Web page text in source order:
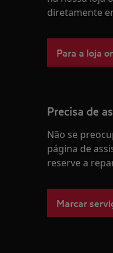
diretamente
Para a loja
Precisa de
Não se
página de
reserve a
Marcar